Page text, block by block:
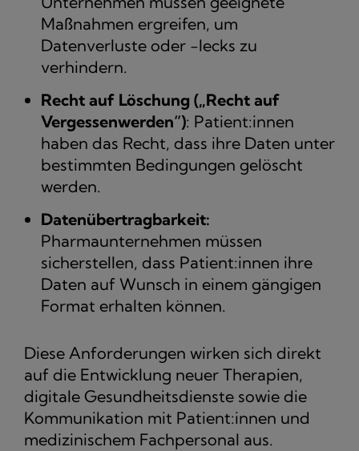
Maßnahmen ergreifen, um
Datenverluste oder -lecks zu
verhindern.
Recht auf Löschung („Recht auf
Vergessenwerden“): Patient:innen
haben das Recht, dass ihre Daten unter
bestimmten Bedingungen gelöscht
werden.
Datenübertragbarkeit:
Pharmaunternehmen müssen
sicherstellen, dass Patient:innen ihre
Daten auf Wunsch in einem gängigen
Format erhalten können.
Diese Anforderungen wirken sich direkt
auf die Entwicklung neuer Therapien,
digitale Gesundheitsdienste sowie die
Kommunikation mit Patient:innen und
medizinischem Fachpersonal aus.